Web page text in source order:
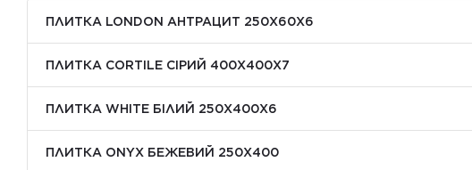
ПЛИТКА LONDON АНТРАЦИТ 250Х60Х6
ПЛИТКА CORTILE СІРИЙ 400X400X7
ПЛИТКА WHITE БІЛИЙ 250Х400Х6
ПЛИТКА ONYX БЕЖЕВИЙ 250X400